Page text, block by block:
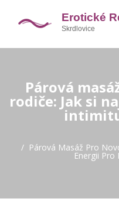
Párová
rodiče: Jak si
Párová Masáž Pro
Energii